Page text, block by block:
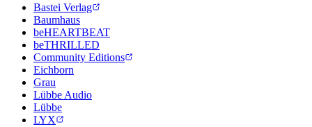
Bastei Verlag
Baumhaus
beHEARTBEAT
beTHRILLED
Community Editions
Eichborn
Grau
Lübbe Audio
Lübbe
LYX